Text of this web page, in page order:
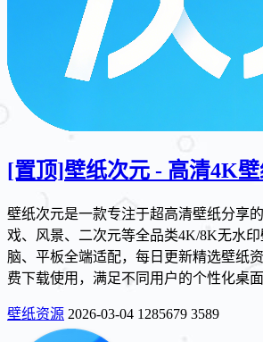
[置顶]壁纸次元 - 高清4K
壁纸次元是一款专注于超高清壁纸分享
戏、风景、二次元等全品类4K/8K无水
脑、平板全端适配，每日更新精选壁纸
费下载使用，满足不同用户的个性化桌
壁纸资源 2026-03-04 1285679 3589